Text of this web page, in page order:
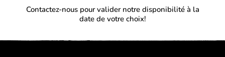
Contactez-nous pour valider notre disponibilité à la
date de votre choix!